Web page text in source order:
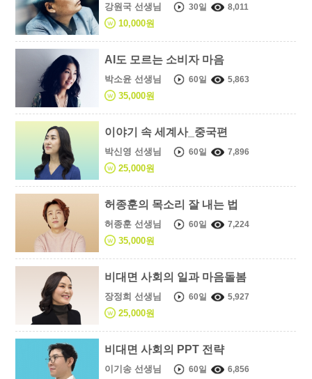
강원국 선생님 30일 8,011
10,000원
AI도 모르는 소비자 마음
박소윤 선생님 60일 5,863
35,000원
이야기 속 세계사_중국편
박신영 선생님 60일 7,896
25,000원
허종훈의 목소리 잘 내는 법
허종훈 선생님 60일 7,224
35,000원
비대면 사회의 일과 마음돌봄
장정희 선생님 60일 5,927
25,000원
비대면 사회의 PPT 전략
이기송 선생님 60일 6,856